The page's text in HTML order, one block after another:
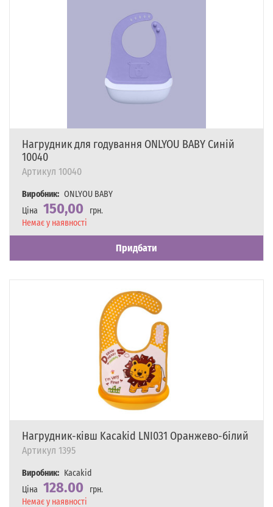
Нагрудник для годування ONLYOU BABY Синій
10040
Артикул 10040
Виробник: ONLYOU BABY
Ціна 150,00
грн.
Наявність
Немає у наявності
Придбати
Нагрудник-ківш Kacakid LNI031 Оранжево-білий
Артикул 1395
Виробник: Kacakid
Ціна 128.00
грн.
Наявність
Немає у наявності